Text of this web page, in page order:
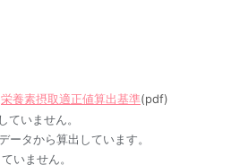
栄養素摂取適正値算出基準(pdf)
いません。
タから算出しています。
いません。